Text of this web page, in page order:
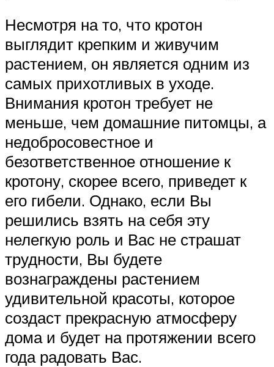
Несмотря на то, что кротон
выглядит крепким и живучим
растением, он является одним из
самых прихотливых в уходе.
Внимания кротон требует не
меньше, чем домашние питомцы, а
недобросовестное и
безответственное отношение к
кротону, скорее всего, приведет к
его гибели. Однако, если Вы
решились взять на себя эту
нелегкую роль и Вас не страшат
трудности, Вы будете
вознаграждены растением
удивительной красоты, которое
создаст прекрасную атмосферу
дома и будет на протяжении всего
года радовать Вас.